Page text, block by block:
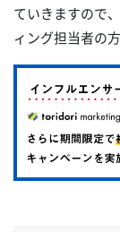
ていきますので
ィング担当者の